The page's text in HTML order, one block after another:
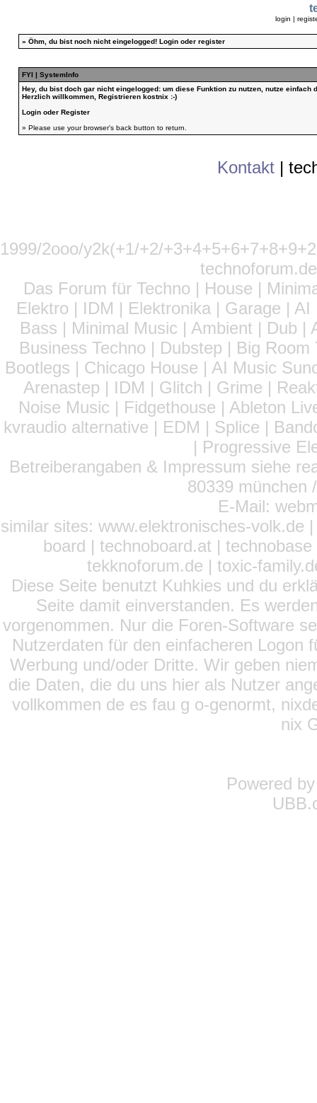
login |
» Öhm, du bist noch nicht eingelogged! Loginoder register
FYI | SystemInfo
Hey, du bist doch gar nicht eingelogged: um diese Funktion zu nutzen, nutze
Herzlich willkommen, Registrieren kostnix :-)
Loginoder Register
» Please use your browser's back button to return.
Kontakt |
1999/2ooo/y2k(+1/+2/
Das Forum für Techno | House |
Elektro | IDM | Elektronika | Garage |
Bass | Minimal Music | Ambient | Dub
Business Techno | Dubstep | Big
Bootlegs | Chicago House | AI Music
Arenastep | IDM | Glitch | Grime |
Noise Music | Fidgethouse | Ableton
kvraudio alternative | EDM | Splice |
| Progressive
Betreiberangaben & Impressum siehe
80339 münchen
E-Mail:
similar sites: www.elektronisches-volk.de
board | technoboard.at |
tekknoforum.de | toxic-
Diese Seite benutzt Kuhkies und du
Seite damit einverstanden. Es
vorgenommen. Nur die Foren-Software
Nutzerdaten für den einfacheren Logon
Werbung und/oder Dritte. Wir geben
die Daten, die du uns hier als Nutzer
vollkommen de es fau g o-genormt,
nix
Powered